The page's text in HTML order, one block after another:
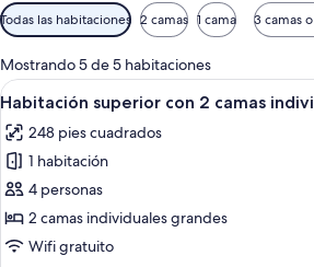
Filtros
disponibles
para
las
habitaciones
Todas las habitaciones 2 camas 1 cama 3 camas
Mostrando 5 de 5 habitaciones
Abrir
todas
las
fotos
de
Habitación
superior
6
Habitación superior con 2 camas
248 pies cuadrados
1 habitación
4 personas
2 camas individuales grandes
Wifi gratuito